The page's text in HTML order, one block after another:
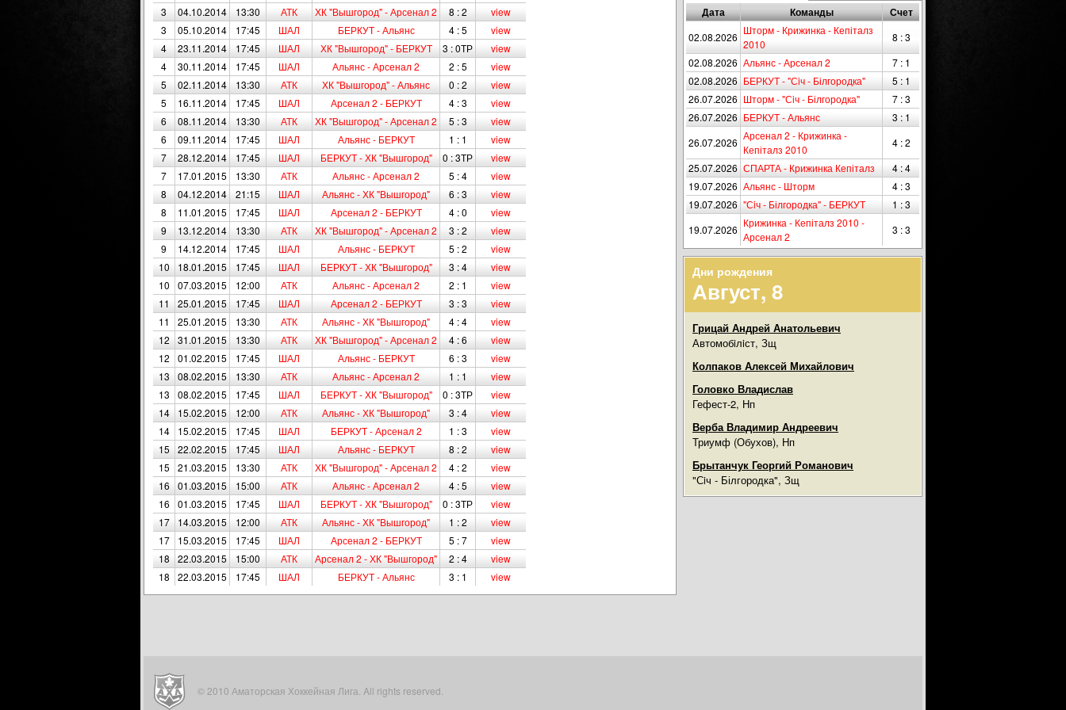
Дата Команды Счет
02.08.2026
Шторм - Крижинка - Кепіталз
2010
8 : 3
02.08.2026 Альянс - Арсенал 2
7 : 1
02.08.2026 БЕРКУТ - "Сiч - Білгородка"
5 : 1
26.07.2026 Шторм - "Сiч - Білгородка"
7 : 3
26.07.2026 БЕРКУТ - Альянс
3 : 1
26.07.2026
Арсенал 2 - Крижинка -
Кепіталз 2010
4 : 2
25.07.2026 СПАРТА - Крижинка Кепіталз
4 : 4
19.07.2026 Альянс - Шторм
4 : 3
19.07.2026 "Сiч - Білгородка" - БЕРКУТ
1 : 3
19.07.2026
Крижинка - Кепіталз 2010 -
Арсенал 2
3 : 3
Дни рождения
Август, 8
Грицай Андрей Анатольевич
Автомобiлiст, Зщ
Колпаков Алексей Михайлович
Головко Владислав
Гефест-2, Нп
Верба Владимир Андреевич
Триумф (Обухов), Нп
Брытанчук Георгий Романович
"Сiч - Білгородка", Зщ
3
04.10.2014 13:30 АТК ХК "Вышгород" - Арсенал 2 8 : 2
view
3
05.10.2014 17:45 ШАЛ БЕРКУТ - Альянс 4 : 5
view
4
23.11.2014 17:45 ШАЛ ХК "Вышгород" - БЕРКУТ 3 : 0ТР
view
4
30.11.2014 17:45 ШАЛ Альянс - Арсенал 2 2 : 5
view
5
02.11.2014 13:30 АТК ХК "Вышгород" - Альянс 0 : 2
view
5
16.11.2014 17:45 ШАЛ Арсенал 2 - БЕРКУТ 4 : 3
view
6
08.11.2014 13:30 АТК ХК "Вышгород" - Арсенал 2 5 : 3
view
6
09.11.2014 17:45 ШАЛ Альянс - БЕРКУТ 1 : 1
view
7
28.12.2014 17:45 ШАЛ БЕРКУТ - ХК "Вышгород" 0 : 3ТР
view
7
17.01.2015 13:30 АТК Альянс - Арсенал 2 5 : 4
view
8
04.12.2014 21:15 ШАЛ Альянс - ХК "Вышгород" 6 : 3
view
8
11.01.2015 17:45 ШАЛ Арсенал 2 - БЕРКУТ 4 : 0
view
9
13.12.2014 13:30 АТК ХК "Вышгород" - Арсенал 2 3 : 2
view
9
14.12.2014 17:45 ШАЛ Альянс - БЕРКУТ 5 : 2
view
10
18.01.2015 17:45 ШАЛ БЕРКУТ - ХК "Вышгород" 3 : 4
view
10
07.03.2015 12:00 АТК Альянс - Арсенал 2 2 : 1
view
11
25.01.2015 17:45 ШАЛ Арсенал 2 - БЕРКУТ 3 : 3
view
11
25.01.2015 13:30 АТК Альянс - ХК "Вышгород" 4 : 4
view
12
31.01.2015 13:30 АТК ХК "Вышгород" - Арсенал 2 4 : 6
view
12
01.02.2015 17:45 ШАЛ Альянс - БЕРКУТ 6 : 3
view
13
08.02.2015 13:30 АТК Альянс - Арсенал 2 1 : 1
view
13
08.02.2015 17:45 ШАЛ БЕРКУТ - ХК "Вышгород" 0 : 3ТР
view
14
15.02.2015 12:00 АТК Альянс - ХК "Вышгород" 3 : 4
view
14
15.02.2015 17:45 ШАЛ БЕРКУТ - Арсенал 2 1 : 3
view
15
22.02.2015 17:45 ШАЛ Альянс - БЕРКУТ 8 : 2
view
15
21.03.2015 13:30 АТК ХК "Вышгород" - Арсенал 2 4 : 2
view
16
01.03.2015 15:00 АТК Альянс - Арсенал 2 4 : 5
view
16
01.03.2015 17:45 ШАЛ БЕРКУТ - ХК "Вышгород" 0 : 3ТР
view
17
14.03.2015 12:00 АТК Альянс - ХК "Вышгород" 1 : 2
view
17
15.03.2015 17:45 ШАЛ Арсенал 2 - БЕРКУТ 5 : 7
view
18
22.03.2015 15:00 АТК Арсенал 2 - ХК "Вышгород" 2 : 4
view
18
22.03.2015 17:45 ШАЛ БЕРКУТ - Альянс 3 : 1 view
© 2010 Аматорская Хоккейная Лига. All rights reserved.